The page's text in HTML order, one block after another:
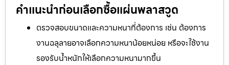
คำแนะนำก่อนเลือกซื้อแผ่นพลาสวูด
ตรวจสอบขนาดและความหนาที่ต้องการ เช่น ต้องการ
งานฉลุลายอาจเลือกความหนาน้อยหน่อย หรือจะใช้งาน
รองรับน้ำหนักให้เลือกความหนามากขึ้น